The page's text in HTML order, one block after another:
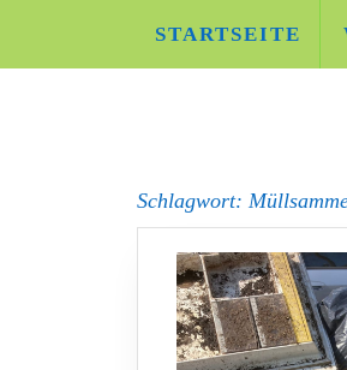
content
STARTSEITE
Schlagwort: